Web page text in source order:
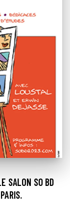
SALON SO BD